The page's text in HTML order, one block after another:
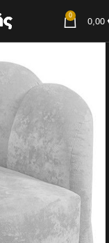
0 0,00